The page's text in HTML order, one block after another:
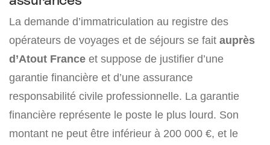
La demande d’immatriculation au registre des
opérateurs de voyages et de séjours se fait auprès
d’Atout France et suppose de justifier d’une
garantie financière et d’une assurance
responsabilité civile professionnelle. La garantie
financière représente le poste le plus lourd. Son
montant ne peut être inférieur à 200 000 €, et le